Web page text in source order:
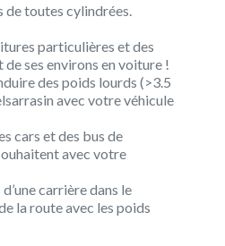
toutes cylindrées.
particulières et des
ses environs en voiture !
des poids lourds (>3.5
avec votre véhicule
cars et des bus de
avec votre
carrière dans le
la route avec les poids